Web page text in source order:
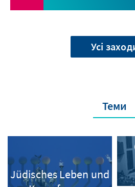
Усі
Теми
Jüdisches Leben und